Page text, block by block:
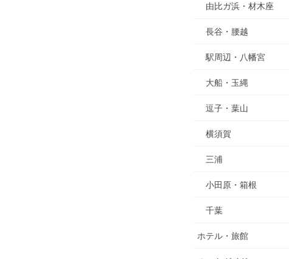
由比ガ浜・材木座
長谷・腰越
駅周辺・八幡宮
大船・玉縄
逗子・葉山
横須賀
三浦
小田原・箱根
千葉
ホテル・旅館